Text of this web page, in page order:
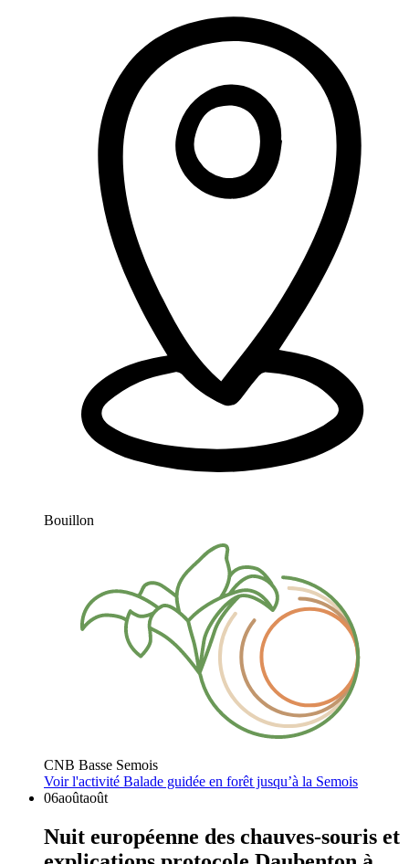
Bouillon
CNB Basse Semois
Voir l'activité Balade guidée en forêt jusqu’à la Semois
06aoûtaoût
Nuit européenne des chauves-souris et